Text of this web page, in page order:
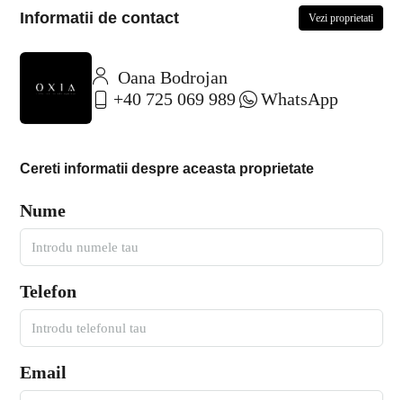
Informatii de contact Vezi proprietati
Oana Bodrojan
+40 725 069 989
WhatsApp
Cereti informatii despre aceasta proprietate
Nume
Telefon
Email